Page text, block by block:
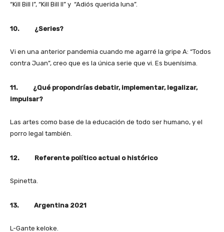
“Kill Bill I”, “Kill Bill II” y “Adiós querida luna”.
10. ¿Series?
Vi en una anterior pandemia cuando me agarré la gripe A: “Todos
contra Juan”, creo que es la única serie que vi. Es buenísima.
11. ¿Qué propondrías debatir, implementar, legalizar,
impulsar?
Las artes como base de la educación de todo ser humano, y el
porro legal también.
12. Referente político actual o histórico
Spinetta.
13. Argentina 2021
L-Gante keloke.